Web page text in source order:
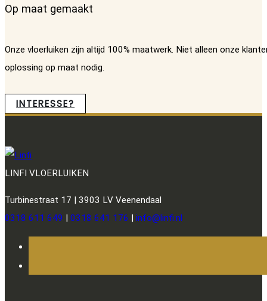
Op maat gemaakt
Onze vloerluiken zijn altijd 100% maatwerk. Niet alleen onze
oplossing op maat nodig.
INTERESSE?
LINFI VLOERLUIKEN
Turbinestraat 17 | 3903 LV Veenendaal
0318 611 649
0318 641 176 info@linfi.nl